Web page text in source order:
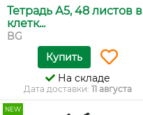
Тетрадь А5, 48 листов в
клетк...
BG
Купить
На складе
Дата доставки: 11 августа
NEW